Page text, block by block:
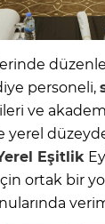
personeli,
ve
yerel
Eşitlik
ortak bir yol